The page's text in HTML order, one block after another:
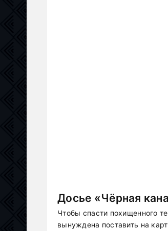
Досье «Чёрная
Чтобы спасти похищенного
вынуждена поставить на